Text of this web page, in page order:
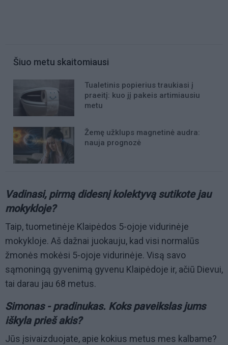
Šiuo metu skaitomiausi
Tualetinis popierius traukiasi į
praeitį: kuo jį pakeis artimiausiu
metu
Žemę užklups magnetinė audra:
nauja prognozė
Vadinasi, pirmą didesnį kolektyvą sutikote jau
mokykloje?
Taip, tuometinėje Klaipėdos 5-ojoje vidurinėje
mokykloje. Aš dažnai juokauju, kad visi normalūs
žmonės mokėsi 5-ojoje vidurinėje. Visą savo
sąmoningą gyvenimą gyvenu Klaipėdoje ir, ačiū Dievui,
tai darau jau 68 metus.
Simonas - pradinukas. Koks paveikslas jums
iškyla prieš akis?
Jūs įsivaizduojate, apie kokius metus mes kalbame?